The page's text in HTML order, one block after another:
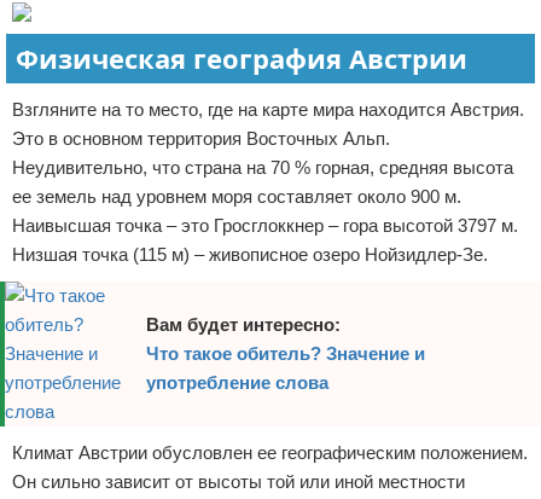
Физическая география Австрии
Взгляните на то место, где на карте мира находится Австрия.
Это в основном территория Восточных Альп.
Неудивительно, что страна на 70 % горная, средняя высота
ее земель над уровнем моря составляет около 900 м.
Наивысшая точка – это Гросглоккнер – гора высотой 3797 м.
Низшая точка (115 м) – живописное озеро Нойзидлер-Зе.
Вам будет интересно:
Что такое обитель? Значение и
употребление слова
Климат Австрии обусловлен ее географическим положением.
Он сильно зависит от высоты той или иной местности